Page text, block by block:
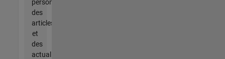
personnalisées,
des
articles
et
des
actualités